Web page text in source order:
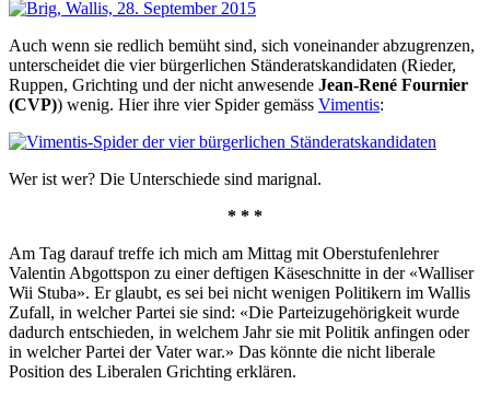
Auch wenn sie redlich bemüht sind, sich voneinander abzugrenzen,
unterscheidet die vier bürgerlichen Ständeratskandidaten (Rieder,
Ruppen, Grichting und der nicht anwesende Jean-René Fournier
(CVP)) wenig. Hier ihre vier Spider gemäss Vimentis:
Wer ist wer? Die Unterschiede sind marignal.
* * *
Am Tag darauf treffe ich mich am Mittag mit Oberstufenlehrer
Valentin Abgottspon zu einer deftigen Käseschnitte in der «Walliser
Wii Stuba». Er glaubt, es sei bei nicht wenigen Politikern im Wallis
Zufall, in welcher Partei sie sind: «Die Parteizugehörigkeit wurde
dadurch entschieden, in welchem Jahr sie mit Politik anfingen oder
in welcher Partei der Vater war.» Das könnte die nicht liberale
Position des Liberalen Grichting erklären.